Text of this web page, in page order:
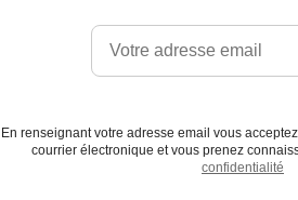
En renseignant votre adresse email vous
courrier électronique et vous prenez
confidentialité